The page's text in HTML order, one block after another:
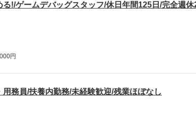
!/ゲームデバッグスタッフ/休日年間125日/完全週
円
務員/扶養内勤務/未経験歓迎/残業ほぼなし